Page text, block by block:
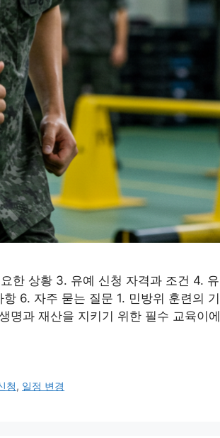
한 상황 3. 유예 신청 자격과 조건 4. 유
6. 자주 묻는 질문 1. 민방위 훈련의 기
명과 재산을 지키기 위한 필수 교육이에
청, 일정 변경